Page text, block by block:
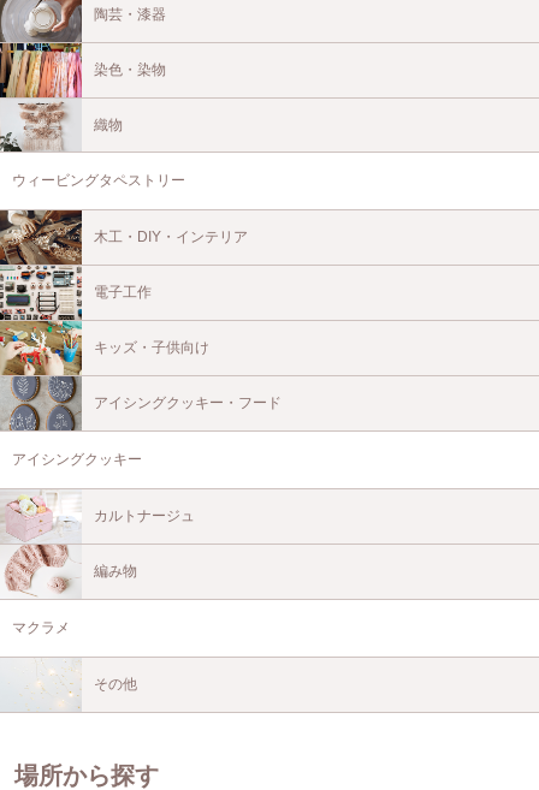
陶芸・漆器
染色・染物
織物
ウィービングタペストリー
木工・DIY・インテリア
電子工作
キッズ・子供向け
アイシングクッキー・フード
アイシングクッキー
カルトナージュ
編み物
マクラメ
その他
場所から探す